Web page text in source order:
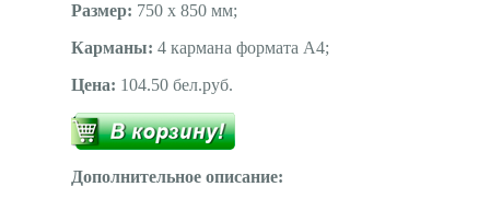
Размер: 750 х 850 мм;
Карманы: 4 кармана формата А4;
Цена: 104.50 бел.руб.
Дополнительное описание: